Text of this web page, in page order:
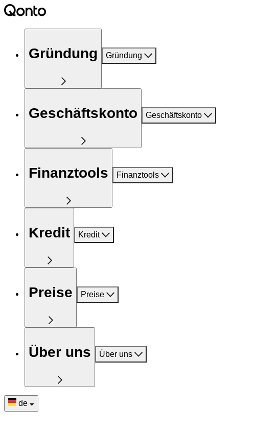
Gründung Gründung
Geschäftskonto Geschäftskonto
Finanztools Finanztools
Kredit Kredit
Preise Preise
Über uns Über uns
de